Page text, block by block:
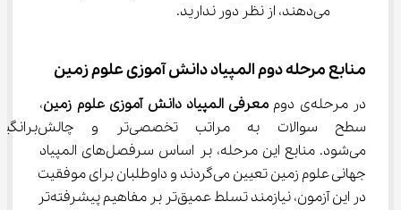
می‌دهند، از نظر دور ندارید.
منابع مرحله دوم المپیاد دانش آموزی علوم زمین
در مرحله‌ی دوم معرفی المپیاد دانش آموزی علوم زمین،
سطح سوالات به مراتب
می‌شود. منابع این مرحله، بر اساس سرفصل‌های المپیاد
جهانی علوم زمین تعیین می‌گردند و داوطلبان برای موفقیت
در این آزمون، نیازمند تسلط عمیق‌تر بر مفاهیم پیشرفته‌تر